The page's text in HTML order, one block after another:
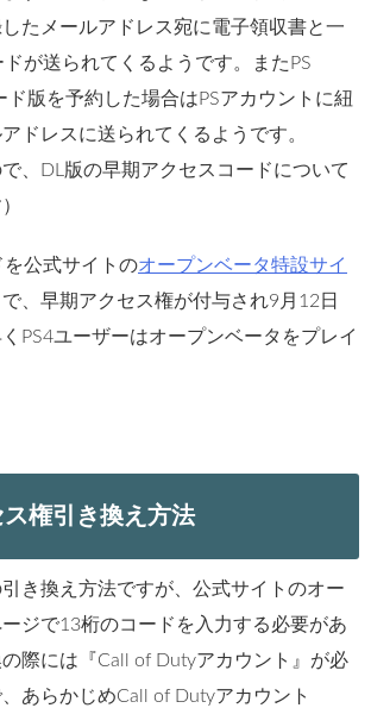
たメールアドレス宛に電子領収書と一
が送られてくるようです。またPS
ド版を予約した場合はPSアカウントに紐
ドレスに送られてくるようです。
で、DL版の早期アクセスコードについて
公式サイトのオープンベータ特設サイ
、早期アクセス権が付与され9月12日
くPS4ユーザーはオープンベータをプレイ
権引き換え方法
き換え方法ですが、公式サイトのオー
ジで13桁のコードを入力する必要があ
際には『Call of Dutyアカウント』が必
あらかじめCall of Dutyアカウント